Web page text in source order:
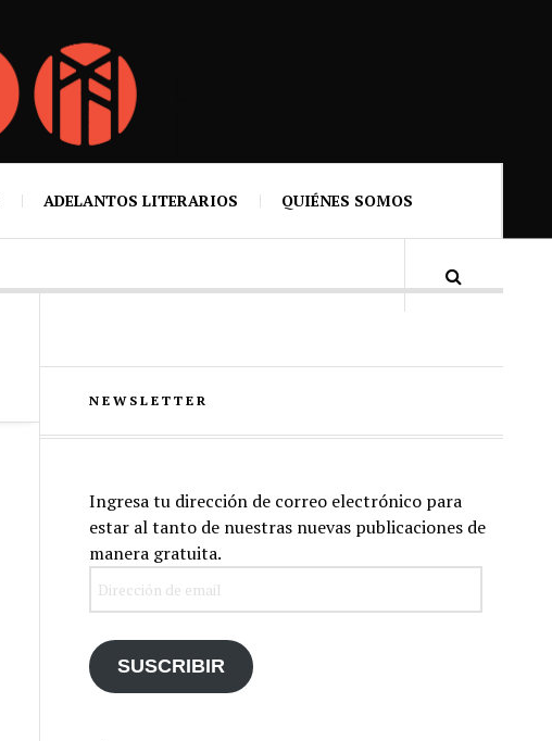
ADELANTOS LITERARIOS QUIÉNES SOMOS
NEWSLETTER
Ingresa tu dirección de correo electrónico para
estar al tanto de nuestras nuevas publicaciones de
manera gratuita.
SUSCRIBIR